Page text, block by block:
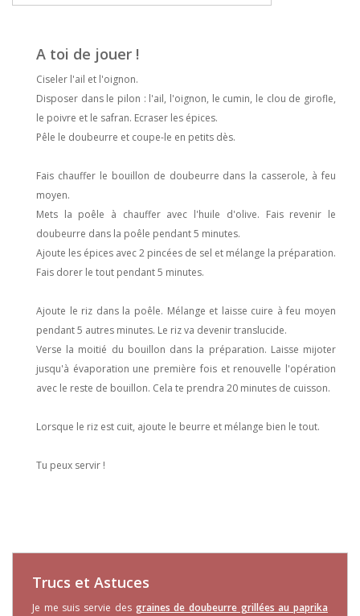
A toi de jouer !
Ciseler l'ail et l'oignon.
Disposer dans le pilon : l'ail, l'oignon, le cumin, le clou de girofle,
le poivre et le safran. Ecraser les épices.
Pêle le doubeurre et coupe-le en petits dès.
Fais chauffer le bouillon de doubeurre dans la casserole, à feu
moyen.
Mets la poêle à chauffer avec l'huile d'olive. Fais revenir le
doubeurre dans la poêle pendant 5 minutes.
Ajoute les épices avec 2 pincées de sel et mélange la préparation.
Fais dorer le tout pendant 5 minutes.
Ajoute le riz dans la poêle. Mélange et laisse cuire à feu moyen
pendant 5 autres minutes. Le riz va devenir translucide.
Verse la moitié du bouillon dans la préparation. Laisse mijoter
jusqu'à évaporation une première fois et renouvelle l'opération
avec le reste de bouillon. Cela te prendra 20 minutes de cuisson.
Lorsque le riz est cuit, ajoute le beurre et mélange bien le tout.
Tu peux servir !
Trucs et Astuces
Je me suis servie des graines de doubeurre grillées au paprika